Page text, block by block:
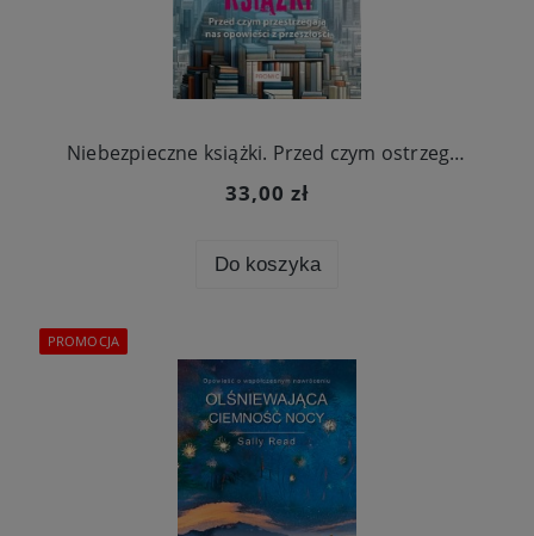
Niebezpieczne książki. Przed czym ostrzegają opowieści z przeszłości
33,00 zł
Do koszyka
PROMOCJA
Wydawnictwo.pl.
Zapisując się, wyrażasz zgodę na otrzymywanie newslettera. Zapis
wymaga potwierdzenia przez e-mail. Możesz zrezygnować w każdej